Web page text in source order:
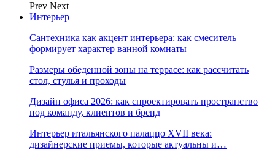
Prev Next
Интерьер
Сантехника как акцент интерьера: как смеситель
формирует характер ванной комнаты
Размеры обеденной зоны на террасе: как рассчитать
стол, стулья и проходы
Дизайн офиса 2026: как спроектировать пространство
под команду, клиентов и бренд
Интерьер итальянского палаццо XVII века:
дизайнерские приемы, которые актуальны и…